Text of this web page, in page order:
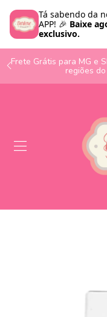
Frete Grátis para MG e
regiões